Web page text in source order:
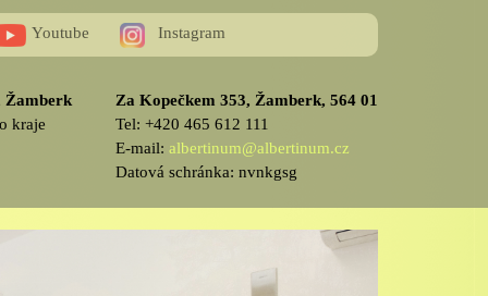
Youtube Instagram
Za Kopečkem 353, Žamberk, 564 01
Tel: +420 465 612 111
E-mail:albertinum@albertinum.cz
Datová schránka: nvnkgsg
Žamberk
kraje